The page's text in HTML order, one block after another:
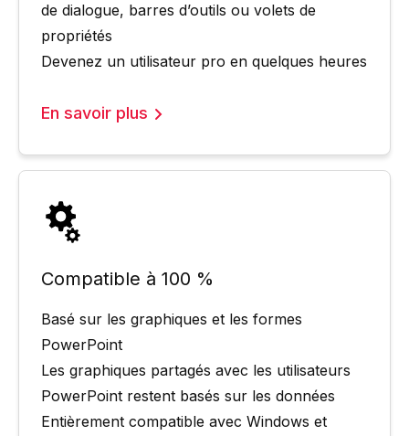
de dialogue, barres d’outils ou volets de
propriétés
Devenez un utilisateur pro en quelques heures
En savoir plus
Compatible à 100 %
Basé sur les graphiques et les formes
PowerPoint
Les graphiques partagés avec les utilisateurs
PowerPoint restent basés sur les données
Entièrement compatible avec Windows et